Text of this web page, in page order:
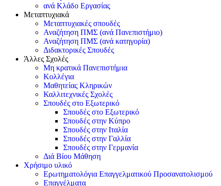
ανά Κλάδο Εργασίας
Μεταπτυχιακά
Μεταπτυχιακές σπουδές
Αναζήτηση ΠΜΣ (ανά Πανεπιστήμιο)
Αναζήτηση ΠΜΣ (ανά κατηγορία)
Διδακτορικές Σπουδές
Άλλες Σχολές
Μη κρατικά Πανεπιστήμια
Κολλέγια
Μαθητείας Κληρικών
Καλλιτεχνικές Σχολές
Σπουδές στο Εξωτερικό
Σπουδές στο Εξωτερικό
Σπουδές στην Κύπρο
Σπουδές στην Ιταλία
Σπουδές στην Γαλλία
Σπουδές στην Γερμανία
Διά Βίου Μάθηση
Χρήσιμο υλικό
Ερωτηματολόγια Επαγγελματικού Προσανατολισμού
Επαγγέλματα